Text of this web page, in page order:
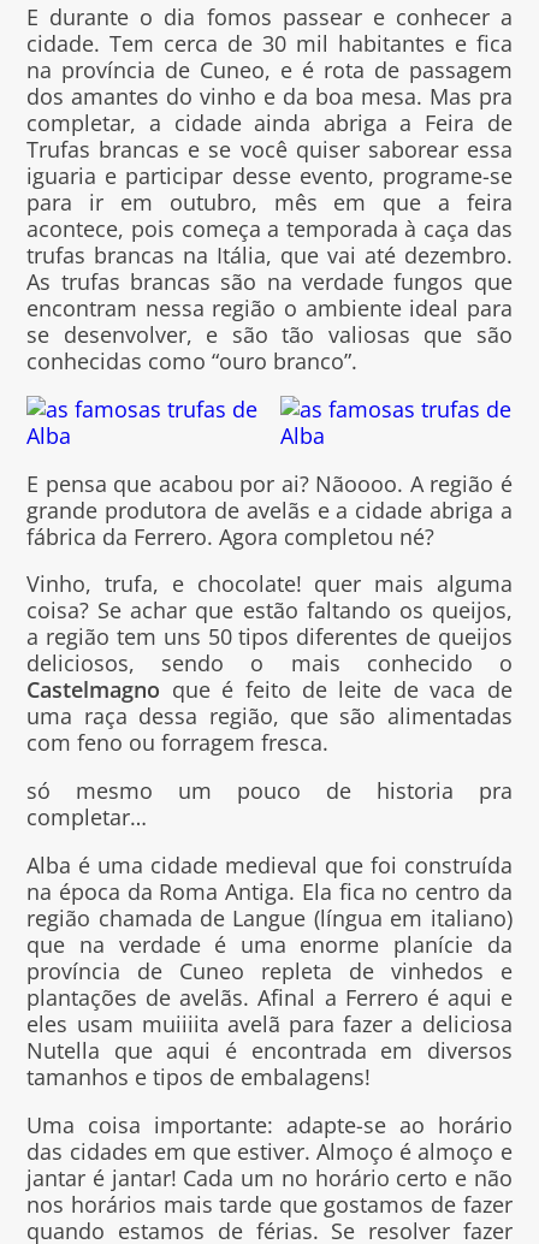
E durante o dia fomos passear e conhecer a
cidade. Tem cerca de 30 mil habitantes e fica
na província de Cuneo, e é rota de passagem
dos amantes do vinho e da boa mesa. Mas pra
completar, a cidade ainda abriga a Feira de
Trufas brancas e se você quiser saborear essa
iguaria e participar desse evento, programe-se
para ir em outubro, mês em que a feira
acontece, pois começa a temporada à caça das
trufas brancas na Itália, que vai até dezembro.
As trufas brancas são na verdade fungos que
encontram nessa região o ambiente ideal para
se desenvolver, e são tão valiosas que são
conhecidas como “ouro branco”.
E pensa que acabou por ai? Nãoooo. A região é
grande produtora de avelãs e a cidade abriga a
fábrica da Ferrero. Agora completou né?
Vinho, trufa, e chocolate! quer mais alguma
coisa? Se achar que estão faltando os queijos,
a região tem uns 50 tipos diferentes de queijos
deliciosos, sendo o mais conhecido o
Castelmagno que é feito de leite de vaca de
uma raça dessa região, que são alimentadas
com feno ou forragem fresca.
só mesmo um pouco de historia pra
completar…
Alba é uma cidade medieval que foi construída
na época da Roma Antiga. Ela fica no centro da
região chamada de Langue (língua em italiano)
que na verdade é uma enorme planície da
província de Cuneo repleta de vinhedos e
plantações de avelãs. Afinal a Ferrero é aqui e
eles usam muiiiita avelã para fazer a deliciosa
Nutella que aqui é encontrada em diversos
tamanhos e tipos de embalagens!
Uma coisa importante: adapte-se ao horário
das cidades em que estiver. Almoço é almoço e
jantar é jantar! Cada um no horário certo e não
nos horários mais tarde que gostamos de fazer
quando estamos de férias. Se resolver fazer